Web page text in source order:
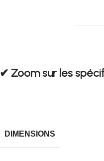
✔︎ Zoom sur les
DIMENSIONS